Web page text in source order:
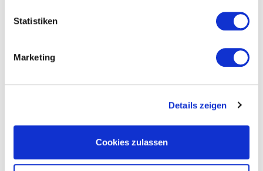
Statistiken
Marketing
Details zeigen
Cookies zulassen
KOSTENLOSES ANGEBOT
ANFORDERN
Untertisch mit Zapfsäule
Sie können Ihren Wasserspender kaufen oder